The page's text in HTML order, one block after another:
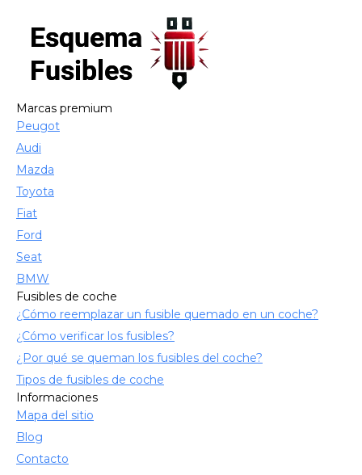
Marcas premium
Peugot
Audi
Mazda
Toyota
Fiat
Ford
Seat
BMW
Fusibles de coche
¿Cómo reemplazar un fusible quemado en un coche?
¿Cómo verificar los fusibles?
¿Por qué se queman los fusibles del coche?
Tipos de fusibles de coche
Informaciones
Mapa del sitio
Blog
Contacto